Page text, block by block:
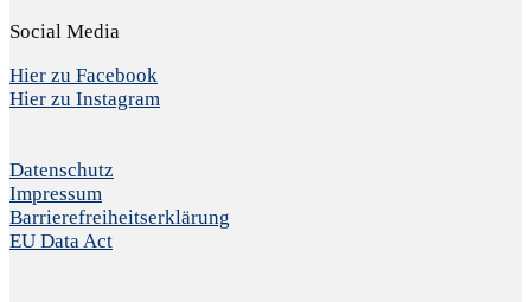
Social Media
Hier zu Facebook
Hier zu Instagram
Datenschutz
Impressum
Barrierefreiheitserklärung
EU Data Act